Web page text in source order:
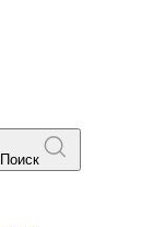
Поиск